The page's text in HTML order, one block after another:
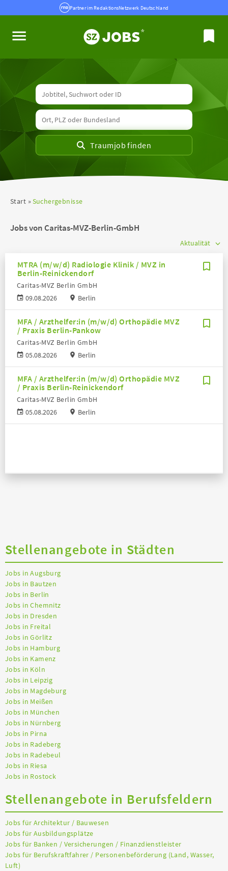
Partner im RedaktionsNetzwerk Deutschland
Start Suchergebnisse
Jobs von Caritas-MVZ-Berlin-GmbH
MTRA (m/w/d) Radiologie Klinik / MVZ in
Berlin-Reinickendorf
09.08.2026
Caritas-MVZ Berlin GmbH
Berlin
MFA / Arzthelfer:in (m/w/d) Orthopädie MVZ
/ Praxis Berlin-Pankow
05.08.2026
Caritas-MVZ Berlin GmbH
Berlin
MFA / Arzthelfer:in (m/w/d) Orthopädie MVZ
/ Praxis Berlin-Reinickendorf
05.08.2026
Caritas-MVZ Berlin GmbH
Berlin
Stellenangebote in Städten
Jobs in Augsburg
Jobs in Bautzen
Jobs in Berlin
Jobs in Chemnitz
Jobs in Dresden
Jobs in Freital
Jobs in Görlitz
Jobs in Hamburg
Jobs in Kamenz
Jobs in Köln
Jobs in Leipzig
Jobs in Magdeburg
Jobs in Meißen
Jobs in München
Jobs in Nürnberg
Jobs in Pirna
Jobs in Radeberg
Jobs in Radebeul
Jobs in Riesa
Jobs in Rostock
Stellenangebote in Berufsfeldern
Jobs für Architektur / Bauwesen
Jobs für Ausbildungsplätze
Jobs für Banken / Versicherungen / Finanzdienstleister
Jobs für Berufskraftfahrer / Personenbeförderung (Land, Wasser,
Luft)